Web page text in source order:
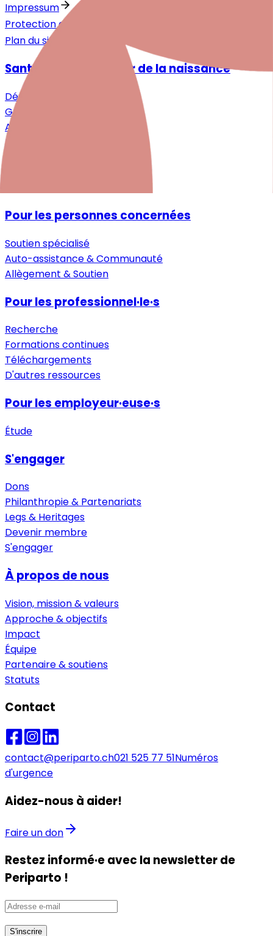
Impressum
Protection des données
Plan du site
Santé mentale autour de la naissance
Désir d'enfant
Grossesse
Après la naissance
Petite enfance
Pour les personnes concernées
Soutien spécialisé
Auto-assistance & Communauté
Allègement & Soutien
Pour les professionnel·le·s
Recherche
Formations continues
Téléchargements
D'autres ressources
Pour les employeur·euse·s
Étude
S'engager
Dons
Philanthropie & Partenariats
Legs & Heritages
Devenir membre
S'engager
À propos de nous
Vision, mission & valeurs
Approche & objectifs
Impact
Équipe
Partenaire & soutiens
Statuts
Contact
contact@periparto.ch021 525 77 51Numéros
d'urgence
Aidez-nous à aider!
Faire un don
Restez informé·e avec la newsletter de
Periparto !
S'inscrire